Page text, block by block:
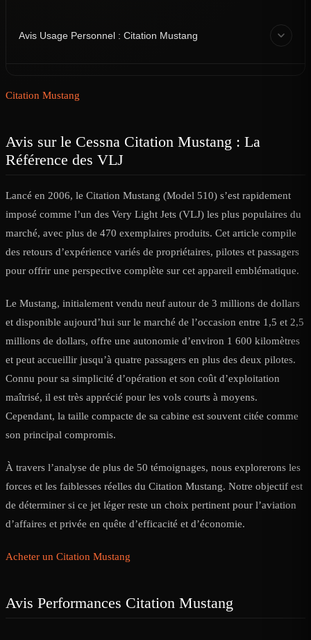
Avis Usage Personnel : Citation Mustang
Citation Mustang
Avis sur le Cessna Citation Mustang : La
Référence des VLJ
Lancé en 2006, le Citation Mustang (Model 510) s’est rapidement
imposé comme l’un des Very Light Jets (VLJ) les plus populaires du
marché, avec plus de 470 exemplaires produits. Cet article compile
des retours d’expérience variés de propriétaires, pilotes et passagers
pour offrir une perspective complète sur cet appareil emblématique.
Le Mustang, initialement vendu neuf autour de 3 millions de dollars
et disponible aujourd’hui sur le marché de l’occasion entre 1,5 et 2,5
millions de dollars, offre une autonomie d’environ 1 600 kilomètres
et peut accueillir jusqu’à quatre passagers en plus des deux pilotes.
Connu pour sa simplicité d’opération et son coût d’exploitation
maîtrisé, il est très apprécié pour les vols courts à moyens.
Cependant, la taille compacte de sa cabine est souvent citée comme
son principal compromis.
À travers l’analyse de plus de 50 témoignages, nous explorerons les
forces et les faiblesses réelles du Citation Mustang. Notre objectif est
de déterminer si ce jet léger reste un choix pertinent pour l’aviation
d’affaires et privée en quête d’efficacité et d’économie.
Acheter un Citation Mustang
Avis Performances Citation Mustang